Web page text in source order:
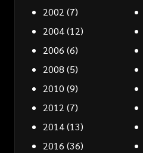
2002 (7)
2004(12)
2006 (6)
2008 (5)
2010 (9)
2012 (7)
2014(13)
2016 (36)